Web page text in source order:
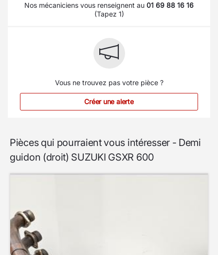
Nos mécaniciens vous renseignent au 01 69 88 16 16
(Tapez 1)
Vous ne trouvez pas votre pièce ?
Créer une alerte
Pièces qui pourraient vous intéresser - Demi
guidon (droit) SUZUKI GSXR 600